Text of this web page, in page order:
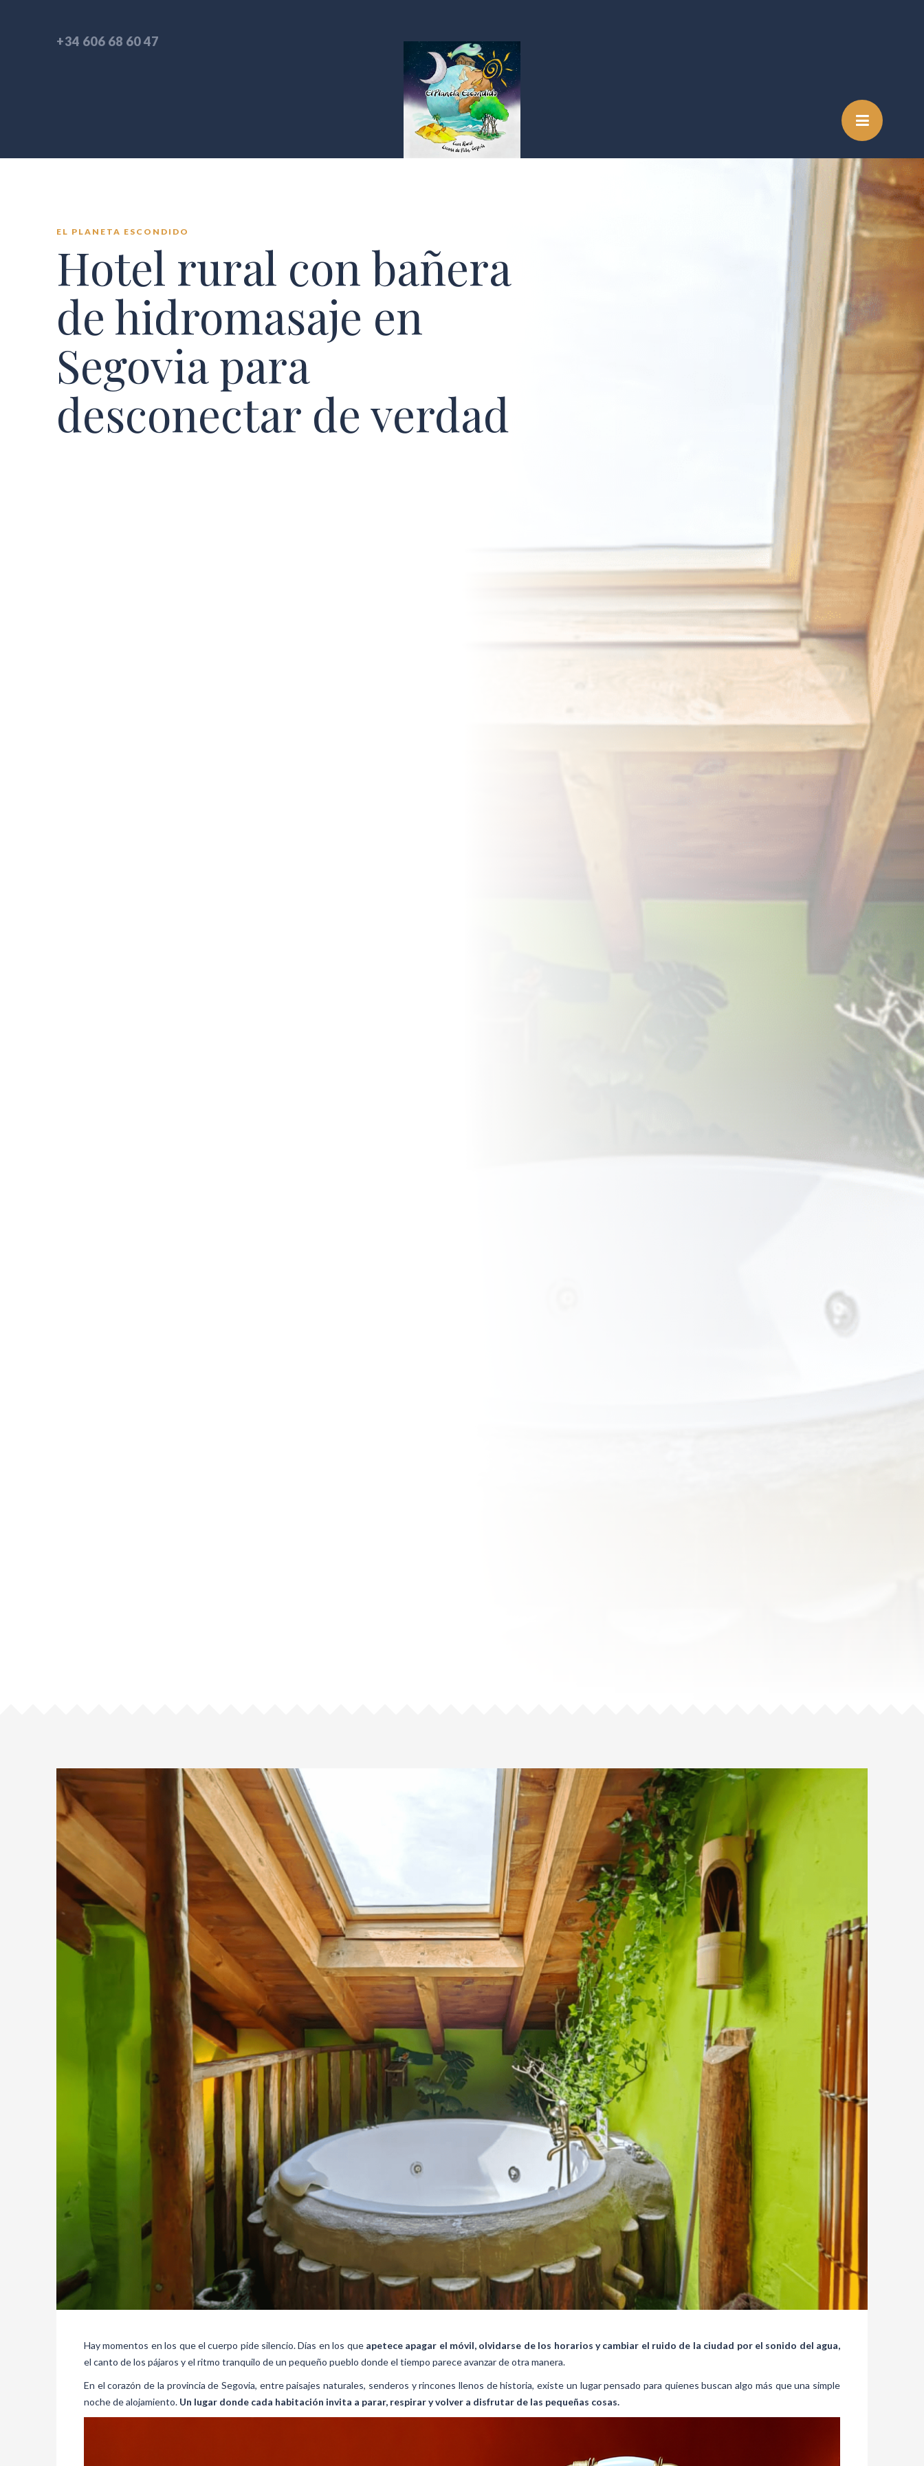
+34 606 68 60 47
EL PLANETA ESCONDIDO
Hotel rural con bañera
de hidromasaje en
Segovia para
desconectar de verdad
Hay momentos en los que el cuerpo pide silencio. Días en los que apetece apagar el móvil, olvidarse de los horarios y cambiar el ruido de la ciudad por el sonido del agua,
el canto de los pájaros y el ritmo tranquilo de un pequeño pueblo donde el tiempo parece avanzar de otra manera.
En el corazón de la provincia de Segovia, entre paisajes naturales, senderos y rincones llenos de historia, existe un lugar pensado para quienes buscan algo más que una simple
noche de alojamiento. Un lugar donde cada habitación invita a parar, respirar y volver a disfrutar de las pequeñas cosas.